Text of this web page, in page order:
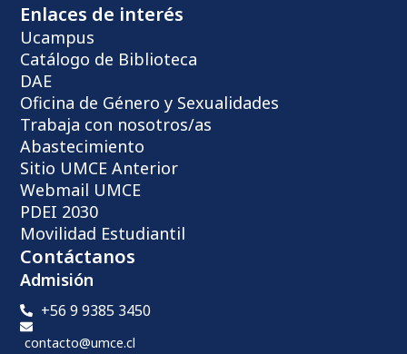
Enlaces de interés
Ucampus
Catálogo de Biblioteca
DAE
Oficina de Género y Sexualidades
Trabaja con nosotros/as
Abastecimiento
Sitio UMCE Anterior
Webmail UMCE
PDEI 2030
Movilidad Estudiantil
Contáctanos
Admisión
+56 9 9385 3450
contacto@umce.cl